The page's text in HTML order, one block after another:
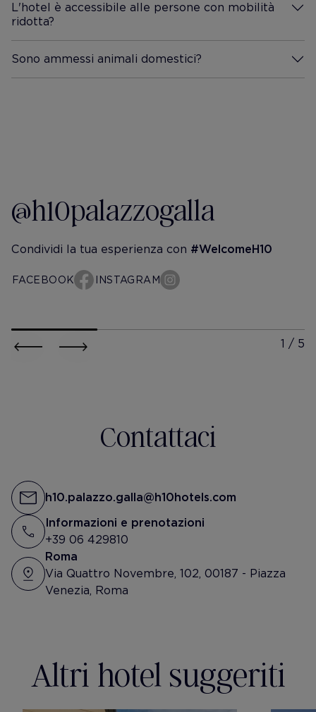
L'hotel è accessibile alle persone con mobilità
ridotta?
Maggiori Informazioni
Sono ammessi animali domestici?
Maggiori Informazioni
@h10palazzogalla
Condividi la tua esperienza con #WelcomeH10
FACEBOOK INSTAGRAM
h10-palazzo-galla
住這間為的就是這個六樓頂樓露台～～
都沒有很高
在這幾乎是直接一覽無遺整片羅馬市景
實在是太美了🤩 by裙子甩的很賣力的
me
h10-
Contattaci
h10.palazzo.galla@h10hotels.com
Informazioni e prenotazioni
+39 06 429810
Roma
Via Quattro Novembre, 102, 00187 - Piazza
Venezia, Roma
Altri hotel suggeriti